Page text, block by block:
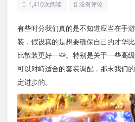
1,410次阅读 没有评论
有些时分我们真的是不知道应当在手
装，假设真的是想要确保自己的才华
比散装更好一些。特别是关于一些高
可以对峙适合的套装调配，那末我们
定进步的。